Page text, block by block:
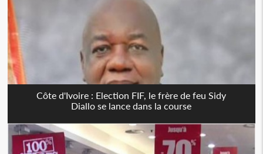
Côte d'Ivoire : Election FIF, le frère de feu Sidy
Diallo se lance dans la course